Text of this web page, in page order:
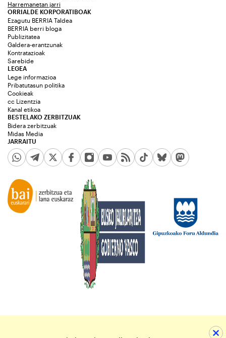
Harremanetan jarri
ORRIALDE KORPORATIBOAK
Ezagutu BERRIA Taldea
BERRIA berri bloga
Publizitatea
Galdera-erantzunak
Kontratazioak
Sarebide
JARRAITU
LEGEA
Lege informazioa
Pribatutasun politika
Cookieak
cc Lizentzia
Kanal etikoa
BESTELAKO ZERBITZUAK
Bidera zerbitzuak
Midas Media